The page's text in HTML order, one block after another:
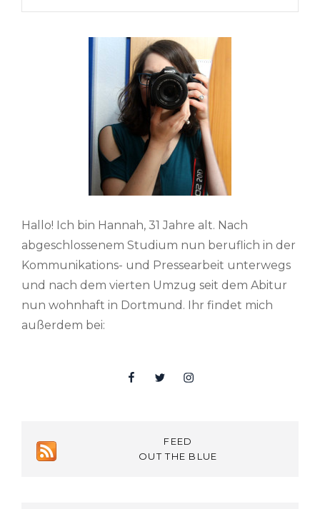
Hallo! Ich bin Hannah, 31 Jahre alt. Nach
abgeschlossenem Studium nun beruflich in der
Kommunikations- und Pressearbeit unterwegs
und nach dem vierten Umzug seit dem Abitur
nun wohnhaft in Dortmund. Ihr findet mich
außerdem bei:
FacebookTwitterInsta
FEED
OUT THE BLUE